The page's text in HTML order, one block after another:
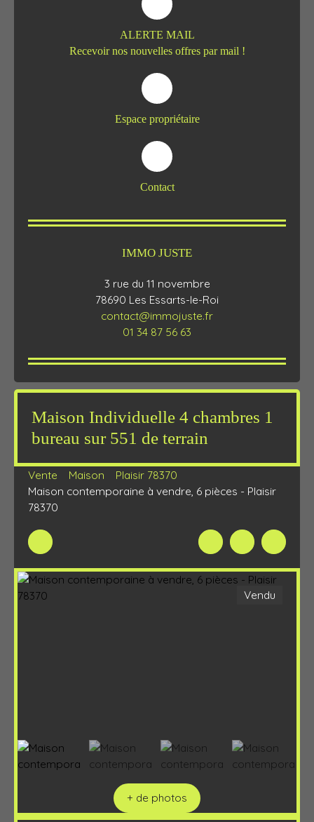
ALERTE MAIL
Recevoir nos nouvelles offres par mail !
Espace propriétaire
Contact
IMMO JUSTE
3 rue du 11 novembre
78690 Les Essarts-le-Roi
contact@immojuste.fr
01 34 87 56 63
Maison Individuelle 4 chambres 1
bureau sur 551 de terrain
Vente Maison
Plaisir 78370
Maison contemporaine à vendre, 6 pièces - Plaisir
78370
Vendu
+ de photos